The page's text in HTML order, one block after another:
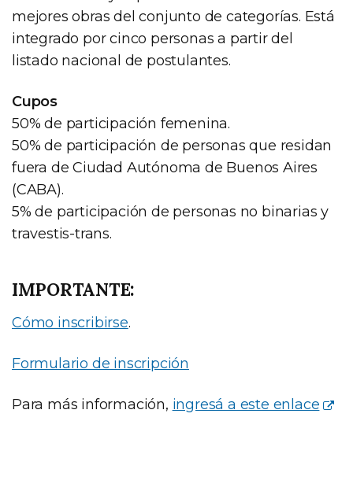
mejores obras del conjunto de categorías. Está
integrado por cinco personas a partir del
listado nacional de postulantes.
Cupos
50% de participación femenina.
50% de participación de personas que residan
fuera de Ciudad Autónoma de Buenos Aires
(CABA).
5% de participación de personas no binarias y
travestis-trans.
IMPORTANTE:
Cómo inscribirse.
Formulario de inscripción
Para más información, ingresá a este enlace